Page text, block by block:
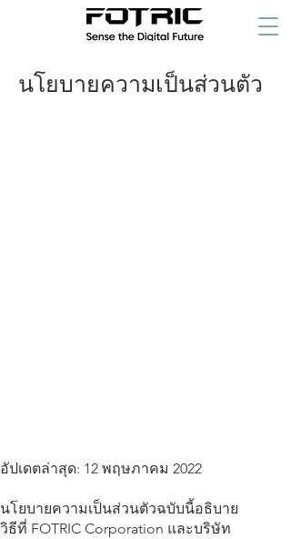
นโยบายความเป็นส่วนตัว
อัปเดตล่าสุด: 12 พฤษภาคม 2022
นโยบายความเป็นส่วนตัวฉบับนี้อธิบาย
วิธีที่ FOTRIC Corporation และบริษัท